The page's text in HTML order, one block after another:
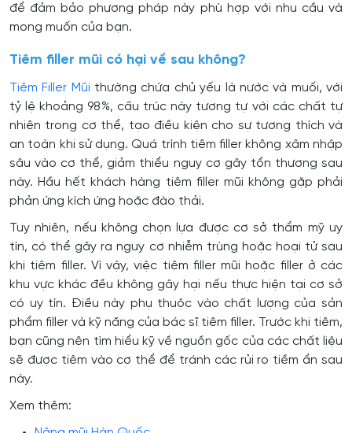
để đảm bảo phương pháp này phù hợp với nhu cầu và
mong muốn của bạn.
Tiêm filler mũi có hại về sau không?
Tiêm Filler Mũi thường chứa chủ yếu là nước và muối, với
tỷ lệ khoảng 98%, cấu trúc này tương tự với các chất tự
nhiên trong cơ thể, tạo điều kiện cho sự tương thích và
an toàn khi sử dụng. Quá trình tiêm filler không xâm nhập
sâu vào cơ thể, giảm thiểu nguy cơ gây tổn thương sau
này. Hầu hết khách hàng tiêm filler mũi không gặp phải
phản ứng kích ứng hoặc đào thải.
Tuy nhiên, nếu không chọn lựa được cơ sở thẩm mỹ uy
tín, có thể gây ra nguy cơ nhiễm trùng hoặc hoại tử sau
khi tiêm filler. Vì vậy, việc tiêm filler mũi hoặc filler ở các
khu vực khác đều không gây hại nếu thực hiện tại cơ sở
có uy tín. Điều này phụ thuộc vào chất lượng của sản
phẩm filler và kỹ năng của bác sĩ tiêm filler. Trước khi tiêm,
bạn cũng nên tìm hiểu kỹ về nguồn gốc của các chất liệu
sẽ được tiêm vào cơ thể để tránh các rủi ro tiềm ẩn sau
này.
Xem thêm: